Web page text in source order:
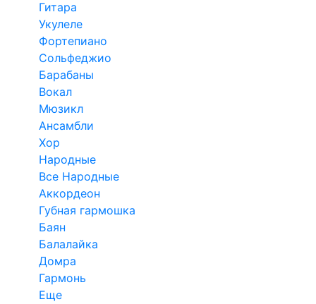
Гитара
Укулеле
Фортепиано
Сольфеджио
Барабаны
Вокал
Мюзикл
Ансамбли
Хор
Народные
Все Народные
Аккордеон
Губная гармошка
Баян
Балалайка
Домра
Гармонь
Еще